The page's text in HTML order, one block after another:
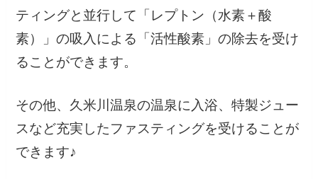
ティングと並行して「レプトン（水素＋酸
素）」の吸入による「活性酸素」の除去を受け
ることができます。
その他、久米川温泉の温泉に入浴、特製ジュー
スなど充実したファスティングを受けることが
できます♪